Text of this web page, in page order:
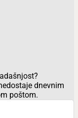
dnevnim
poštom.